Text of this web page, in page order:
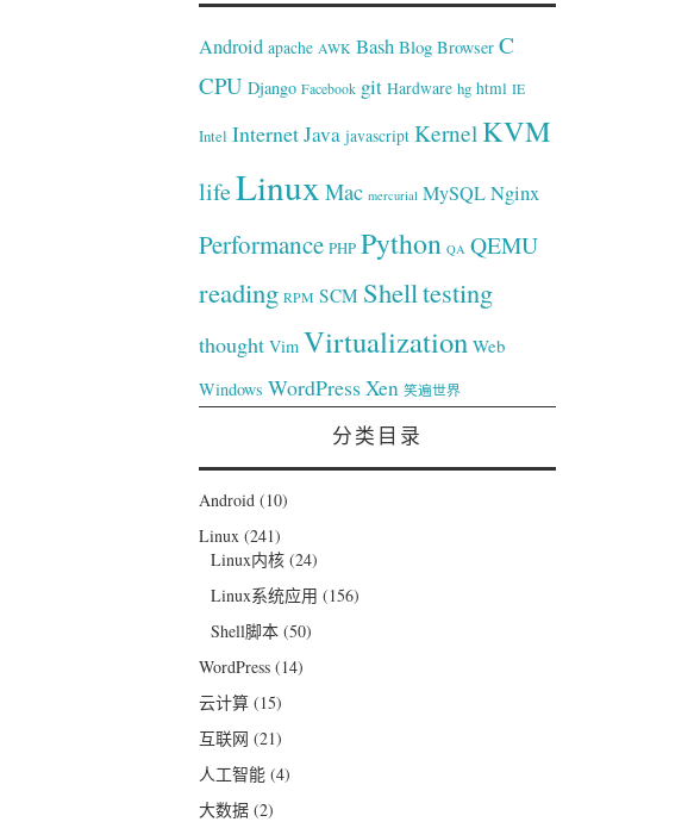
Android apache AWK Bash Blog Browser C
CPU Django Facebook git Hardware hg html IE
Intel InternetJava javascript Kernel KVM
lifeLinux Mac mercurial MySQL Nginx
Performance PHP Python QA QEMU
reading RPM SCM Shelltesting
thought Vim Virtualization Web
Windows WordPress Xen 笑遍世界
分类目录
Android(10)
Linux(241)
Linux内核(24)
Linux系统应用 (156)
Shell脚本(50)
WordPress(14)
云计算(15)
互联网 (21)
人工智能(4)
大数据(2)